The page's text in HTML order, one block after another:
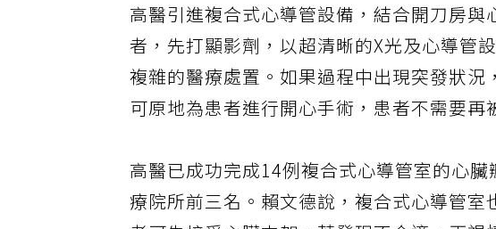
高醫引進複合式心導管設備，結合開刀房
者，先打顯影劑，以超清晰的X光及心導管
複雜的醫療處置。如果過程中出現突發狀
可原地為患者進行開心手術，患者不需要再
高醫已成功完成14例複合式心導管室的心
療院所前三名。賴文德說，複合式心導管